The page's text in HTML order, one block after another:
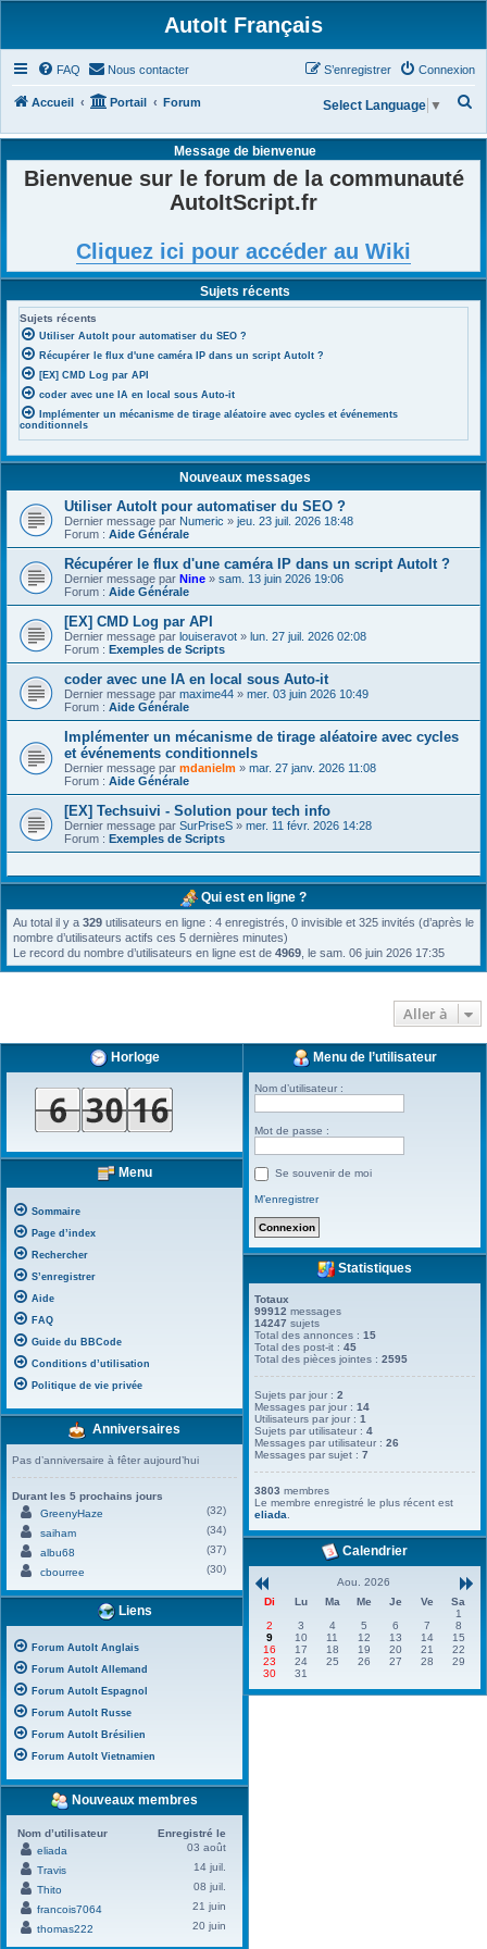
AutoIt Français
FAQ Nous contacter Connexion
S’enregistrer
Accueil Portail Forum
h
Select Language ▼
Message de bienvenue
Bienvenue sur le forum de la communauté
AutoItScript.fr
Cliquez ici pour accéder au Wiki
Sujets récents
Sujets récents
Utiliser AutoIt pour automatiser du SEO ?
Récupérer le flux d'une caméra IP dans un script AutoIt ?
[EX] CMD Log par API
coder avec une IA en local sous Auto-it
Implémenter un mécanisme de tirage aléatoire avec cycles et événements
conditionnels
Nouveaux messages
Utiliser AutoIt pour automatiser du SEO ?
Dernier message par Numeric » jeu. 23 juil. 2026 18:48
Forum : Aide Générale
Récupérer le flux d'une caméra IP dans un script AutoIt ?
Dernier message par Nine » sam. 13 juin 2026 19:06
Forum : Aide Générale
[EX] CMD Log par API
Dernier message par louiseravot » lun. 27 juil. 2026 02:08
Forum : Exemples de Scripts
coder avec une IA en local sous Auto-it
Dernier message par maxime44 » mer. 03 juin 2026 10:49
Forum : Aide Générale
Implémenter un mécanisme de tirage aléatoire avec cycles
et événements conditionnels
Dernier message par mdanielm » mar. 27 janv. 2026 11:08
Forum : Aide Générale
[EX] Techsuivi - Solution pour tech info
Dernier message par SurPriseS » mer. 11 févr. 2026 14:28
Forum : Exemples de Scripts
Qui est en ligne ?
Au total il y a 329 utilisateurs en ligne : 4 enregistrés, 0 invisible et 325 invités (d’après le
nombre d’utilisateurs actifs ces 5 dernières minutes)
Le record du nombre d’utilisateurs en ligne est de 4969 , le sam. 06 juin 2026 17:35
Aller à
Horloge
Menu
Sommaire
Page d’index
Rechercher
S’enregistrer
Aide
FAQ
Guide du BBCode
Conditions d’utilisation
Politique de vie privée
Anniversaires
Pas d’anniversaire à fêter aujourd’hui
Durant les 5 prochains jours
GreenyHaze
(32)
saiham
(34)
albu68
(37)
cbourree
(30)
Liens
Forum AutoIt Anglais
Forum AutoIt Allemand
Forum AutoIt Espagnol
Forum AutoIt Russe
Forum AutoIt Brésilien
Forum AutoIt Vietnamien
Nouveaux membres
Nom d’utilisateur
Enregistré le
eliada
03 août
Travis
14 juil.
Thito
08 juil.
francois7064
21 juin
thomas222
20 juin
Menu de l’utilisateur
Nom d’utilisateur :
Mot de passe :
Se souvenir de moi
M’enregistrer
Statistiques
Totaux
99912 messages
14247 sujets
Total des annonces :15
Total des post-it :45
Total des pièces jointes :2595
Sujets par jour :2
Messages par jour :14
Utilisateurs par jour :1
Sujets par utilisateur :4
Messages par utilisateur :26
Messages par sujet :7
3803 membres
Le membre enregistré le plus récent est
eliada
Calendrier
Aou. 2026
Di
Lu Ma Me Je Ve
Sa
1
2
3 4 5 6 7
8
9
10 11 12 13 14
15
16
17 18 19 20 21
22
23
24 25 26 27 28
29
30
31